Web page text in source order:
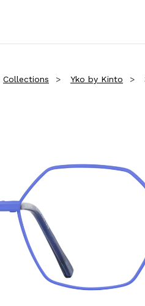
Collections Yko by Kinto